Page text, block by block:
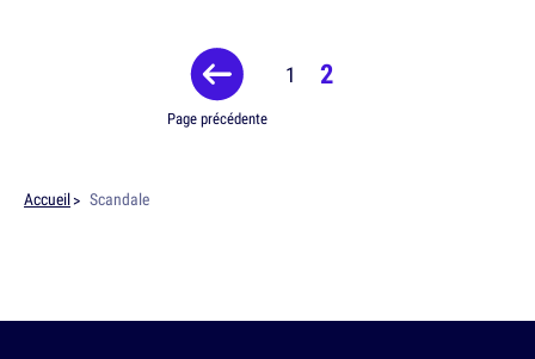
Page précédente
1 2
Accueil Scandale